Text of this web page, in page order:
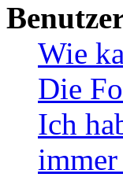
Wie
Die
Ich